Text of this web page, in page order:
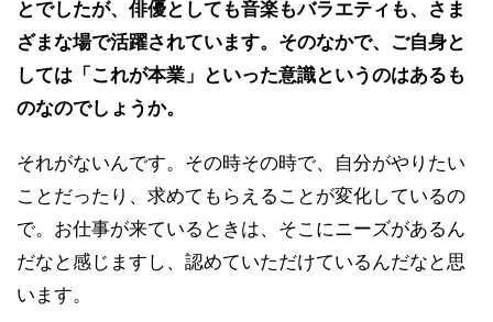
とでしたが、俳優としても音楽もバラエティも、さま
ざまな場で活躍されています。そのなかで、ご自身と
しては「これが本業」といった意識というのはあるも
のなのでしょうか。
それがないんです。その時その時で、自分がやりたい
ことだったり、求めてもらえることが変化しているの
で。お仕事が来ているときは、そこにニーズがあるん
だなと感じますし、認めていただけているんだなと思
います。